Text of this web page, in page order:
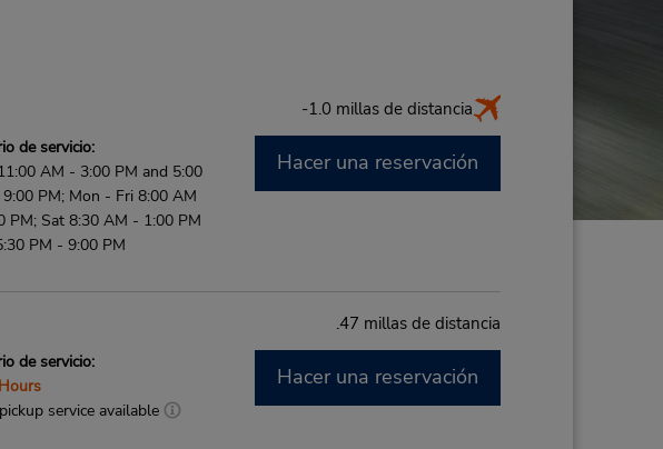
-1.0 millas de distancia
de servicio:
AM - 3:00 PM and 5:00
PM; Mon - Fri 8:00 AM
PM; Sat 8:30 AM - 1:00 PM
PM - 9:00 PM
Hacer una reservación
.47 millas de distancia
de servicio:
service available
Hacer una reservación